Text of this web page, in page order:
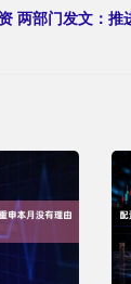
两部门发文：